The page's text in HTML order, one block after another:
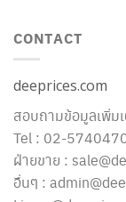
CONTACT
deeprices.com
สอบถามข้อมูลเพิ่ม
Tel : 02-
ฝ่ายขาย :
อื่นๆ :